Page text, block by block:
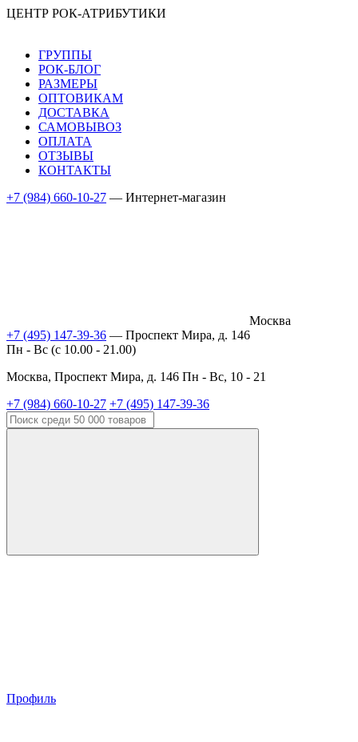
ЦЕНТР РОК-АТРИБУТИКИ
ГРУППЫ
РОК-БЛОГ
РАЗМЕРЫ
ОПТОВИКАМ
ДОСТАВКА
САМОВЫВОЗ
ОПЛАТА
ОТЗЫВЫ
КОНТАКТЫ
+7 (984) 660-10-27 — Интернет-магазин
Москва
+7 (495) 147-39-36 — Проспект Мира, д. 146
Пн - Вс (c 10.00 - 21.00)
Москва, Проспект Мира, д. 146 Пн - Вс, 10 - 21
+7 (984) 660-10-27 +7 (495) 147-39-36
Профиль